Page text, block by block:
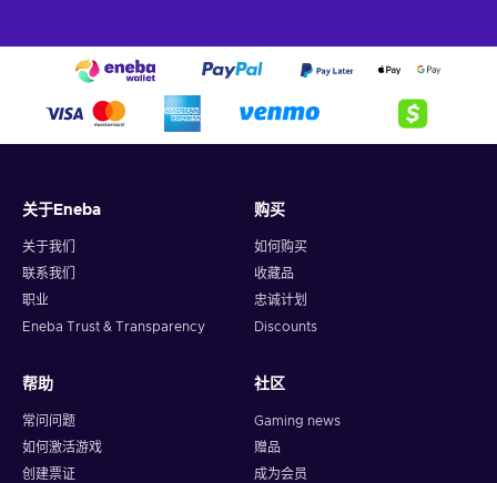
关于Eneba
关于我们
联系我们
职业
Eneba Trust & Transparency
购买
如何购买
收藏品
忠诚计划
Discounts
帮助
常问问题
如何激活游戏
创建票证
社区
Gaming news
赠品
成为会员